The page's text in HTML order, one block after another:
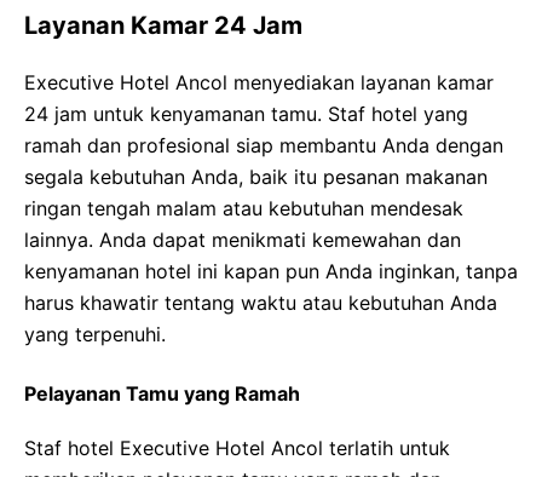
Layanan Kamar 24 Jam
Executive Hotel Ancol menyediakan layanan kamar
24 jam untuk kenyamanan tamu. Staf hotel yang
ramah dan profesional siap membantu Anda dengan
segala kebutuhan Anda, baik itu pesanan makanan
ringan tengah malam atau kebutuhan mendesak
lainnya. Anda dapat menikmati kemewahan dan
kenyamanan hotel ini kapan pun Anda inginkan, tanpa
harus khawatir tentang waktu atau kebutuhan Anda
yang terpenuhi.
Pelayanan Tamu yang Ramah
Staf hotel Executive Hotel Ancol terlatih untuk